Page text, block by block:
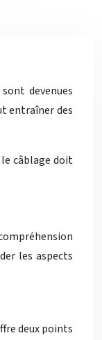
devenues
entraîner des
câblage doit
les aspects
deux points